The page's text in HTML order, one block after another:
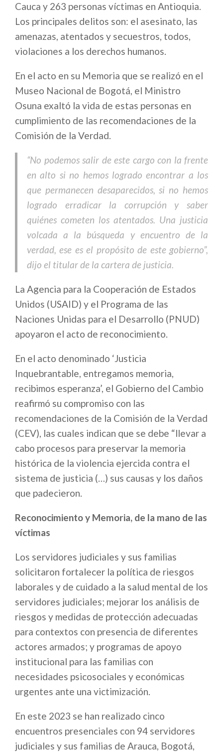
Cauca y 263 personas víctimas en Antioquia.
Los principales delitos son: el asesinato, las
amenazas, atentados y secuestros, todos,
violaciones a los derechos humanos.
En el acto en su Memoria que se realizó en el
Museo Nacional de Bogotá, el Ministro
Osuna exaltó la vida de estas personas en
cumplimiento de las recomendaciones de la
Comisión de la Verdad.
“No podemos salir de este cargo con la frente
en alto si no hemos logrado encontrar a los
que permanecen desaparecidos, si no hemos
logrado erradicar la corrupción y saber
quiénes cometen los atentados. Una justicia
volcada a la búsqueda y encuentro de la
verdad, ese es el propósito de este gobierno”,
dijo el titular de la cartera de justicia.
La Agencia para la Cooperación de Estados
Unidos (USAID) y el Programa de las
Naciones Unidas para el Desarrollo (PNUD)
apoyaron el acto de reconocimiento.
En el acto denominado ‘Justicia
Inquebrantable, entregamos memoria,
recibimos esperanza’, el Gobierno del Cambio
reafirmó su compromiso con las
recomendaciones de la Comisión de la Verdad
(CEV), las cuales indican que se debe “llevar a
cabo procesos para preservar la memoria
histórica de la violencia ejercida contra el
sistema de justicia (…) sus causas y los daños
que padecieron.
Reconocimie​nto y Memoria, de la mano de las
víctimas
​Los servidores judiciales y sus familias
solicitaron fortalecer la política de riesgos
laborales y de cuidado a la salud mental de los
servidores judiciales; mejorar los análisis de
riesgos y medidas de protección adecuadas
para contextos con presencia de diferentes
actores armados; y programas de apoyo
institucional para las familias con
necesidades psicosociales y económicas
urgentes ante una victimización.
En este 2023 se han realizado cinco
encuentros presenciales con 94 servidores
judiciales y sus familias de Arauca, Bogotá,